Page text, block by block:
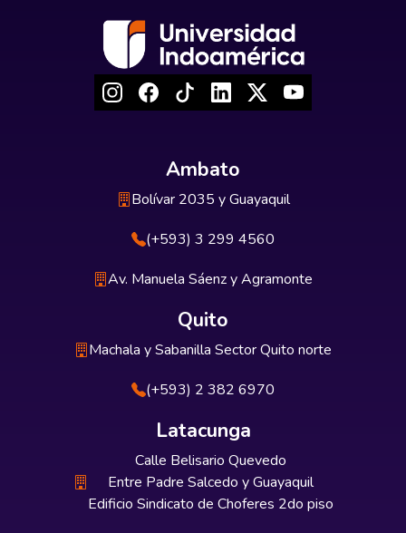
Ambato
Bolívar 2035 y Guayaquil
(+593) 3 299 4560
Av. Manuela Sáenz y Agramonte
Quito
Machala y Sabanilla Sector Quito norte
(+593) 2 382 6970
Latacunga
Calle Belisario Quevedo
Entre Padre Salcedo y Guayaquil
Edificio Sindicato de Choferes 2do piso